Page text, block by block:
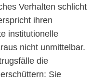
Verhalten schlicht
ihren
institutionelle
nicht unmittelbar.
die
Sie